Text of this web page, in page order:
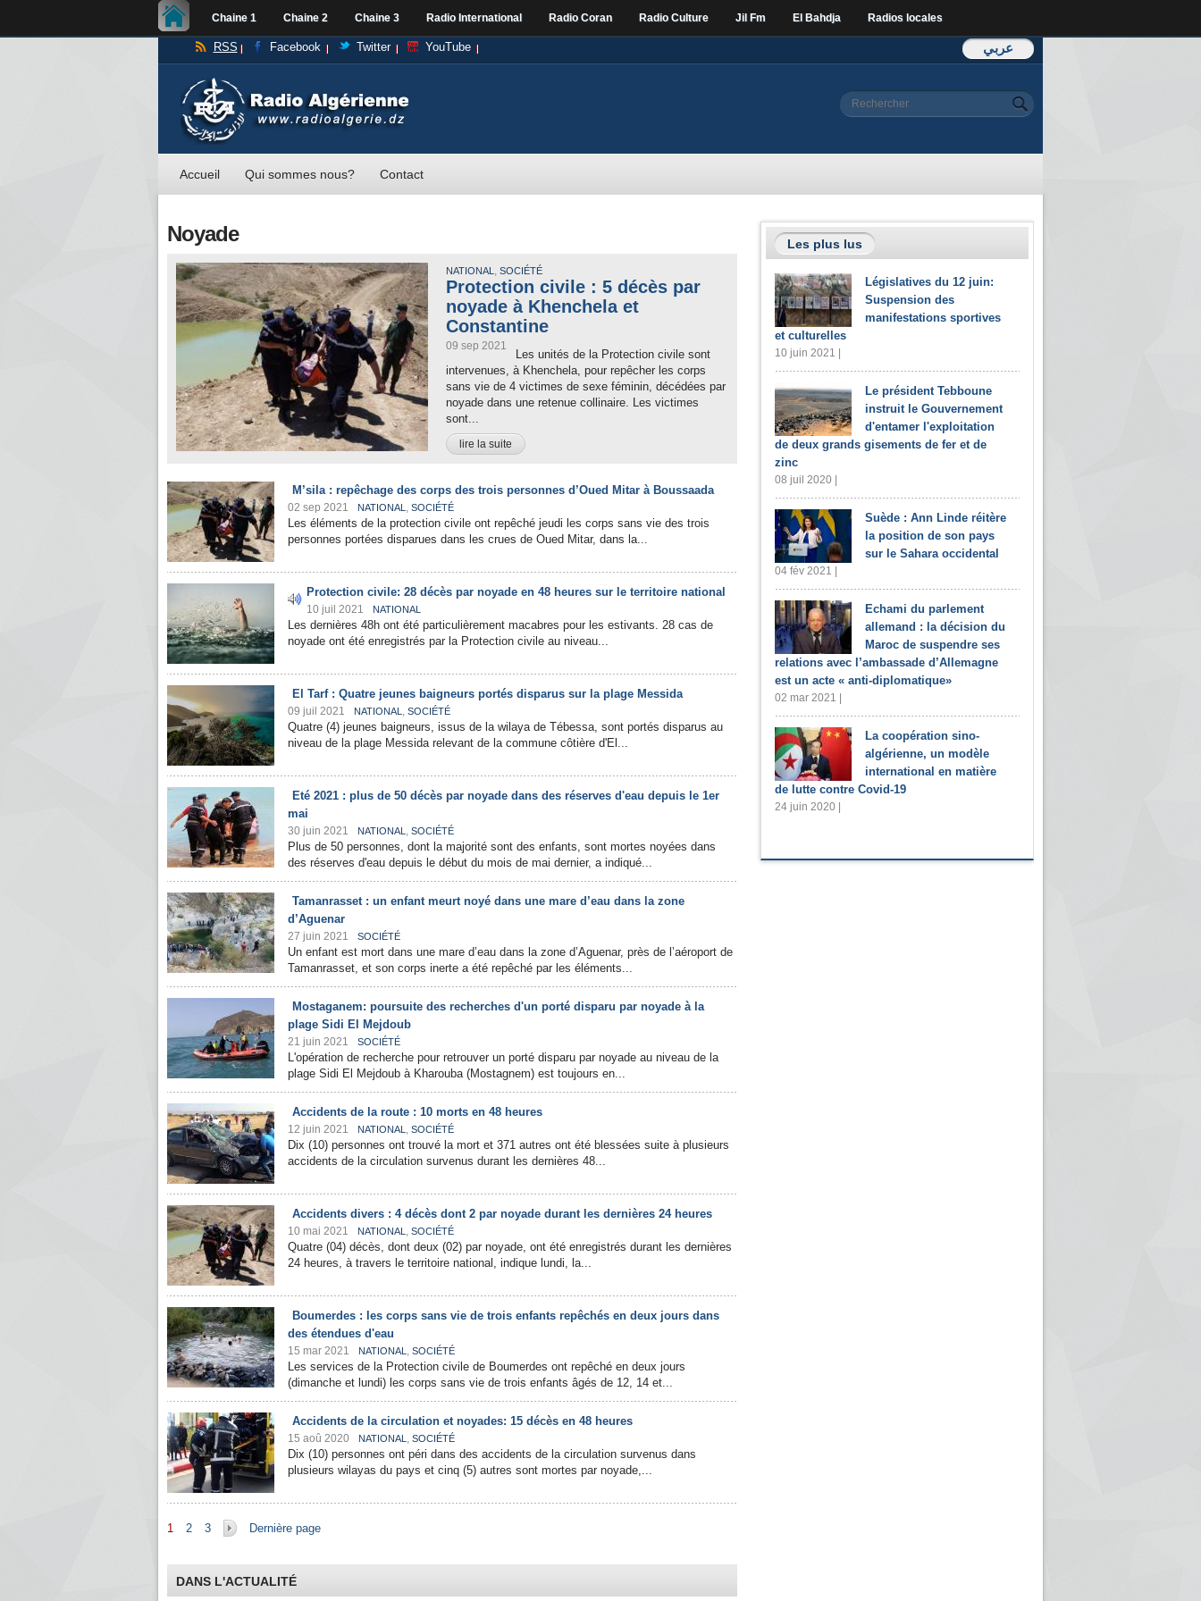
Chaine 1 Chaine 2 Chaine 3 Radio International Radio Coran Radio Culture Jil Fm El Bahdja Radios locales
عربي RSS Facebook Twitter YouTube
Formulaire de
Rechercher
Accueil Qui sommes nous? Contact
Noyade
NATIONAL , SOCIÉTÉ
Protection civile : 5 décès par
noyade à Khenchela et
Constantine
09 sep 2021
Les unités de la Protection civile sont
intervenues, à Khenchela, pour repêcher les corps
sans vie de 4 victimes de sexe féminin, décédées par
noyade dans une retenue collinaire. Les victimes
sont...
lire la suite
M’sila : repêchage des corps des trois personnes d’Oued Mitar à Boussaada
02 sep 2021 NATIONAL , SOCIÉTÉ
Les éléments de la protection civile ont repêché jeudi les corps sans vie des trois
personnes portées disparues dans les crues de Oued Mitar, dans la...
Protection civile: 28 décès par noyade en 48 heures sur le territoire national
10 juil 2021 NATIONAL
Les dernières 48h ont été particulièrement macabres pour les estivants. 28 cas de
noyade ont été enregistrés par la Protection civile au niveau...
El Tarf : Quatre jeunes baigneurs portés disparus sur la plage Messida
09 juil 2021 NATIONAL , SOCIÉTÉ
Quatre (4) jeunes baigneurs, issus de la wilaya de Tébessa, sont portés disparus au
niveau de la plage Messida relevant de la commune côtière d'El...
Eté 2021 : plus de 50 décès par noyade dans des réserves d'eau depuis le 1er
mai
30 juin 2021 NATIONAL , SOCIÉTÉ
Plus de 50 personnes, dont la majorité sont des enfants, sont mortes noyées dans
des réserves d'eau depuis le début du mois de mai dernier, a indiqué...
Tamanrasset : un enfant meurt noyé dans une mare d’eau dans la zone
d’Aguenar
27 juin 2021 SOCIÉTÉ
Un enfant est mort dans une mare d’eau dans la zone d’Aguenar, près de l’aéroport de
Tamanrasset, et son corps inerte a été repêché par les éléments...
Mostaganem: poursuite des recherches d'un porté disparu par noyade à la
plage Sidi El Mejdoub
21 juin 2021 SOCIÉTÉ
L'opération de recherche pour retrouver un porté disparu par noyade au niveau de la
plage Sidi El Mejdoub à Kharouba (Mostagnem) est toujours en...
Accidents de la route : 10 morts en 48 heures
12 juin 2021 NATIONAL , SOCIÉTÉ
Dix (10) personnes ont trouvé la mort et 371 autres ont été blessées suite à plusieurs
accidents de la circulation survenus durant les dernières 48...
Accidents divers : 4 décès dont 2 par noyade durant les dernières 24 heures
10 mai 2021 NATIONAL , SOCIÉTÉ
Quatre (04) décès, dont deux (02) par noyade, ont été enregistrés durant les dernières
24 heures, à travers le territoire national, indique lundi, la...
Boumerdes : les corps sans vie de trois enfants repêchés en deux jours dans
des étendues d'eau
15 mar 2021 NATIONAL , SOCIÉTÉ
Les services de la Protection civile de Boumerdes ont repêché en deux jours
(dimanche et lundi) les corps sans vie de trois enfants âgés de 12, 14 et...
Accidents de la circulation et noyades: 15 décès en 48 heures
15 aoû 2020 NATIONAL , SOCIÉTÉ
Dix (10) personnes ont péri dans des accidents de la circulation survenus dans
plusieurs wilayas du pays et cinq (5) autres sont mortes par noyade,...
Pages
1 2 3 Dernière page
DANS L'ACTUALITÉ
Les plus lus
Législatives du 12 juin:
Suspension des
manifestations sportives
et culturelles
10 juin 2021 |
Le président Tebboune
instruit le Gouvernement
d'entamer l'exploitation
de deux grands gisements de fer et de
zinc
08 juil 2020 |
Suède : Ann Linde réitère
la position de son pays
sur le Sahara occidental
04 fév 2021 |
Echami du parlement
allemand : la décision du
Maroc de suspendre ses
relations avec l’ambassade d’Allemagne
est un acte « anti-diplomatique»
02 mar 2021 |
La coopération sino-
algérienne, un modèle
international en matière
de lutte contre Covid-19
24 juin 2020 |